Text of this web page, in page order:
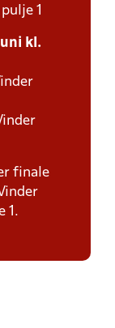
1
kl.
finale
1.